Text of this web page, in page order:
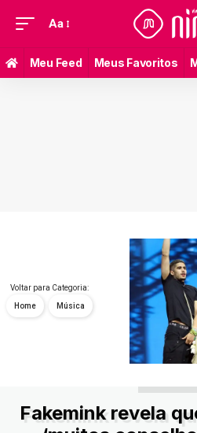
Aa
Meu Feed Meus Favoritos
Voltar para Categoria:
Home Música
Fakemink revela